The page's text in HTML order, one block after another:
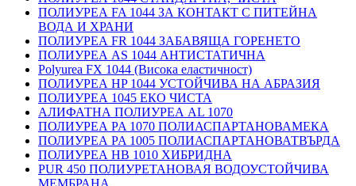
ПОЛИУРЕА FA 1044 ЗА КОНТАКТ С ПИТЕЙНА
ВОДА И ХРАНИ
ПОЛИУРЕА FR 1044 ЗАБАВЯЩА ГОРЕНЕТО
ПОЛИУРЕА AS 1044 АНТИСТАТИЧНА
Polyurea FX 1044 (Висока еластичност)
ПОЛИУРЕА HP 1044 УСТОЙЧИВА НА АБРАЗИЯ
ПОЛИУРЕА 1045 ЕКО ЧИСТА
АЛИФАТНА ПОЛИУРЕА AL 1070
ПОЛИУРЕА PA 1070 ПОЛИАСПАРТАНОВАМЕКА
ПОЛИУРЕА PA 1005 ПОЛИАСПАРТАНОВАТВЪРДА
ПОЛИУРЕА HB 1010 ХИБРИДНА
PUR 450 ПОЛИУРЕТАНОВАЯ ВОДОУСТОЙЧИВА
МЕМБРАНА